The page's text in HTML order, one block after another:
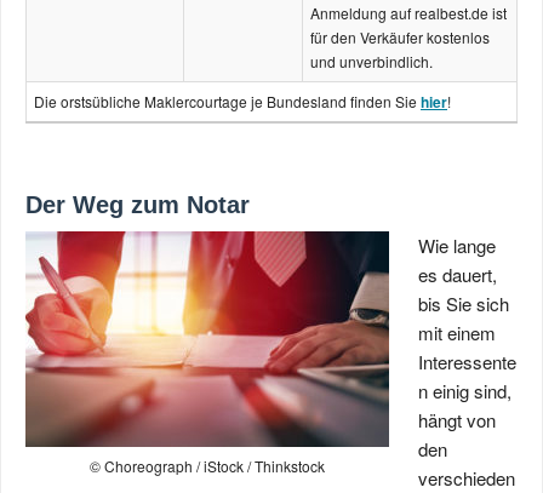
Anmeldung auf realbest.de ist
für den Verkäufer kostenlos
und unverbindlich.
Die orstsübliche Makler­courtage je Bundesland finden Sie hier!
Der Weg zum Notar
© Choreograph / iStock / Thinkstock
Wie lange
es dauert,
bis Sie sich
mit einem
Interessente
n einig sind,
hängt von
den
verschieden